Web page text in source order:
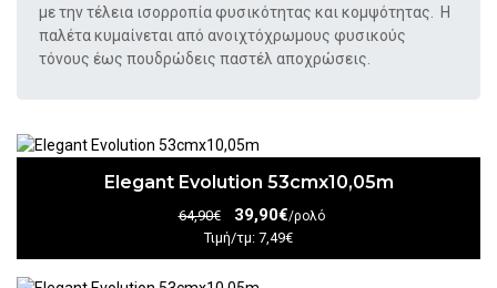
με την τέλεια ισορροπία φυσικότητας και κομψότητας.
Η
παλέτα κυμαίνεται από ανοιχτόχρωμους φυσικούς
τόνους έως πουδρώδεις παστέλ αποχρώσεις.
Elegant Evolution 53cmx10,05m
64,90€ 39,90€/ρολό
Τιμή/τμ: 7,49€